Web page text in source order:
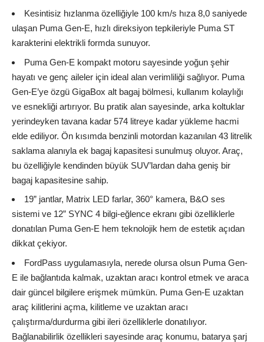
Kesintisiz hızlanma özelliğiyle 100 km/s hıza 8,0 saniyede
ulaşan Puma Gen-E, hızlı direksiyon tepkileriyle Puma ST
karakterini elektrikli formda sunuyor.
Puma Gen-E kompakt motoru sayesinde yoğun şehir
hayatı ve genç aileler için ideal alan verimliliği sağlıyor. Puma
Gen-E’ye özgü GigaBox alt bagaj bölmesi, kullanım kolaylığı
ve esnekliği artırıyor. Bu pratik alan sayesinde, arka koltuklar
yerindeyken tavana kadar 574 litreye kadar yükleme hacmi
elde ediliyor. Ön kısımda benzinli motordan kazanılan 43 litrelik
saklama alanıyla ek bagaj kapasitesi sunulmuş oluyor. Araç,
bu özelliğiyle kendinden büyük SUV’lardan daha geniş bir
bagaj kapasitesine sahip.
19” jantlar, Matrix LED farlar, 360° kamera, B&O ses
sistemi ve 12” SYNC 4 bilgi-eğlence ekranı gibi özelliklerle
donatılan Puma Gen-E hem teknolojik hem de estetik açıdan
dikkat çekiyor.
FordPass uygulamasıyla, nerede olursa olsun Puma Gen-
E ile bağlantıda kalmak, uzaktan aracı kontrol etmek ve araca
dair güncel bilgilere erişmek mümkün. Puma Gen-E uzaktan
araç kilitlerini açma, kilitleme ve uzaktan aracı
çalıştırma/durdurma gibi ileri özelliklerle donatılıyor.
Bağlanabilirlik özellikleri sayesinde araç konumu, batarya şarj